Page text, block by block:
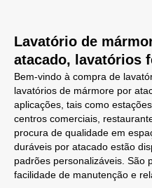
Lavatório de
atacado, lavatórios
Bem-vindo à compra de
lavatórios de mármore por
aplicações, tais como
centros comerciais,
procura de qualidade em
duráveis por atacado estão
padrões personalizáveis. São
facilidade de manutenção e